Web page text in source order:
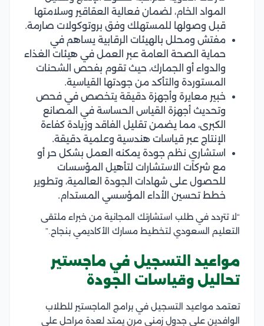
المواد الخام، لضمان فعالية العقاقير وسلامتها
قبل وصولها للمستهلك وفق بروتوكولات صارمة.
مفتش ومحلل بالهيئات الرقابية يساهم في
حماية الصحة العامة عبر العمل في هيئات الغذاء
والدواء أو الجمارك، حيث تقوم بفحص الشحنات
المستوردة والتأكد من جودتها القياسية.
خبير معايرة وأجهزة دقيقة يتخصص في فحص
وتحديث أجهزة القياس الحساسة في المصانع
الكبرى، مما يضمن تقليل الفاقد وزيادة كفاءة
الإنتاج عبر قياسات هندسية وعلمية دقيقة.
استشاري نظم جودة يمكنه العمل بشكل حر أو
مع شركات الاستشارات لتأهيل المؤسسات
للحصول على شهادات الجودة العالمية، وتطوير
خطط تحسين الأداء المؤسسي المستدام.
“لا تتردد في طلب استشارتك المجانية من خبراء ملتقى
التعليم السعودي لتخطيط مسارك الأكاديمي بنجاح.”
مواعيد التسجيل في ماجستير
تحاليل وقياسات الجودة
تعتمد مواعيد التسجيل في برامج الماجستير للطلاب
الوافدين على جدول زمني مرن يمتد لعدة مراحل على